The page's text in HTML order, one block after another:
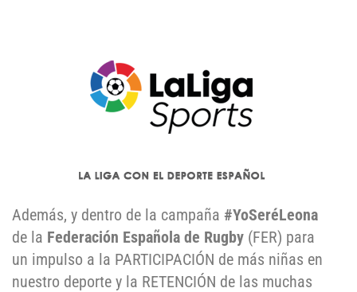
Además, y dentro de la campaña #YoSeréLeona
de la Federación Española de Rugby (FER) para
un impulso a la PARTICIPACIÓN de más niñas en
nuestro deporte y la RETENCIÓN de las muchas